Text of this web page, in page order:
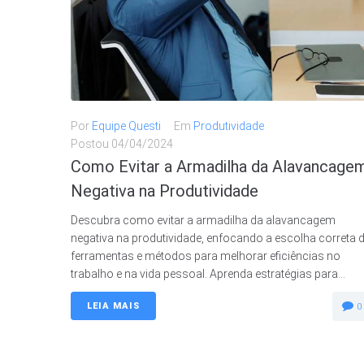
Por Equipe Questi Em Produtividade
Postou 04/04/2024
Como Evitar a Armadilha da
Negativa na Produtividade
Descubra como evitar a armadilha da alavancagem
negativa na produtividade, enfocando a escolha correta
ferramentas e métodos para melhorar eficiências no
trabalho e na vida pessoal. Aprenda estratégias para...
LEIA MAIS 0